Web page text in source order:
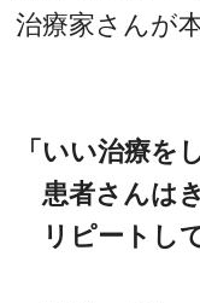
治療家さんが
「いい治療を
患者さんは
リピートし